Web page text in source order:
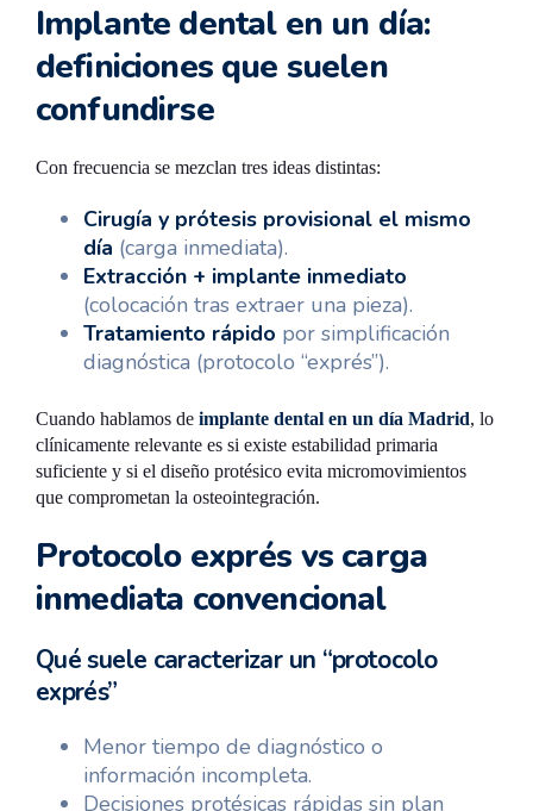
Implante dental en un día:
definiciones que suelen
confundirse
Con frecuencia se mezclan tres ideas distintas:
Cirugía y prótesis provisional el mismo
día (carga inmediata).
Extracción + implante inmediato
(colocación tras extraer una pieza).
Tratamiento rápido por simplificación
diagnóstica (protocolo “exprés”).
Cuando hablamos de implante dental en un día Madrid, lo
clínicamente relevante es si existe estabilidad primaria
suficiente y si el diseño protésico evita micromovimientos
que comprometan la osteointegración.
Protocolo exprés vs carga
inmediata convencional
Qué suele caracterizar un “protocolo
exprés”
Menor tiempo de diagnóstico o
información incompleta.
Decisiones protésicas rápidas sin plan